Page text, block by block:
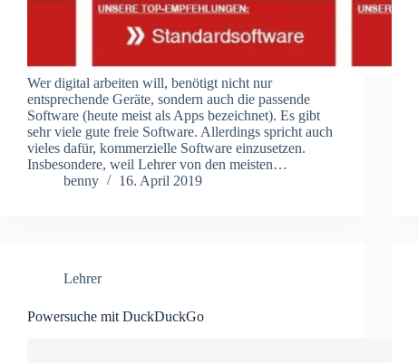
Wer digital arbeiten will, benötigt nicht nur
entsprechende Geräte, sondern auch die passende
Software (heute meist als Apps bezeichnet). Es gibt
sehr viele gute freie Software. Allerdings spricht auch
vieles dafür, kommerzielle Software einzusetzen.
Insbesondere, weil Lehrer von den meisten…
benny
16. April 2019
Lehrer
Powersuche mit DuckDuckGo